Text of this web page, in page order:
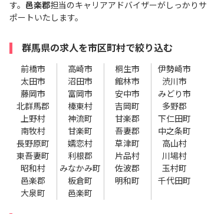
す。 邑楽郡担当のキャリアアドバイザーがしっかりサ
ポートいたします。
群馬県の求人を市区町村で絞り込む
前橋市 高崎市 桐生市
伊勢崎市
太田市
沼田市 館林市
渋川市
藤岡市
富岡市 安中市
みどり市
北群馬郡
榛東村 吉岡町
多野郡
上野村
神流町 甘楽郡
下仁田町
南牧村
甘楽町 吾妻郡
中之条町
長野原町
嬬恋村 草津町
高山村
東吾妻町
利根郡 片品村
川場村
昭和村
みなかみ町 佐波郡
玉村町
邑楽郡
板倉町 明和町
千代田町
大泉町
邑楽町